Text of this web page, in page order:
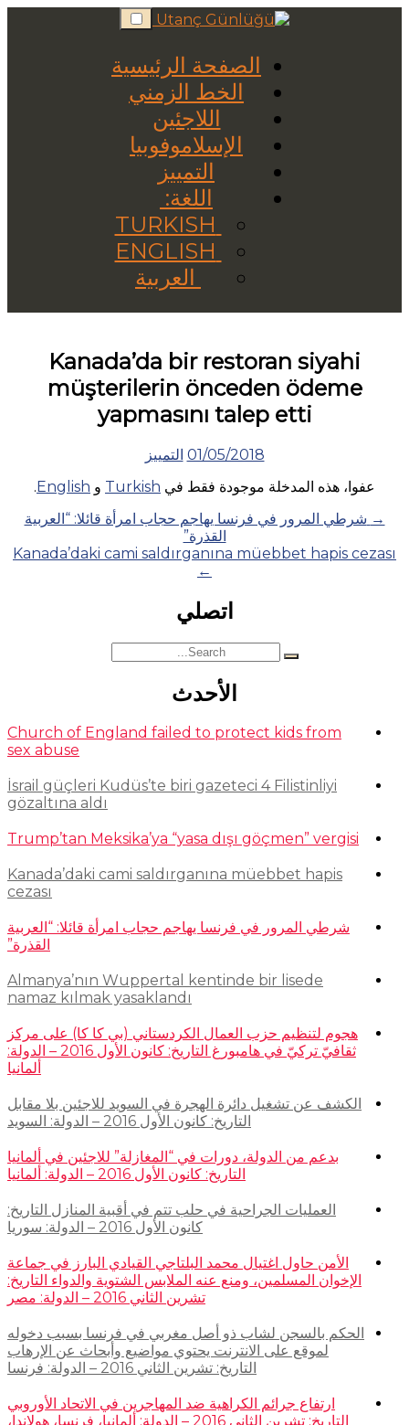
Skip
to
الصفحة الرئيسية
الخط الزمني
اللاجئين
الإسلاموفوبيا
التمييز
اللغة:
العربية
Kanada’da bir restoran siyahi
müşterilerin önceden ödeme
yapmasını talep etti
01/05/2018 التمييز
عفوا، هذه المدخلة موجودة فقط في Turkish و English
.
Posts
navigation
→ شرطي المرور في فرنسا يهاجم حجاب امرأة قائلا: “العربية
القذرة”
Kanada’daki cami saldırganına müebbet hapis cezası
←
اتصلي
Search
for:
الأحدث
Church of England failed to protect kids from
sex abuse
İsrail güçleri Kudüs’te biri gazeteci 4 Filistinliyi
gözaltına aldı
Trump’tan Meksika’ya “yasa dışı göçmen” vergisi
Kanada’daki cami saldırganına müebbet hapis
cezası
شرطي المرور في فرنسا يهاجم حجاب امرأة قائلا: “العربية
القذرة”
Almanya’nın Wuppertal kentinde bir lisede
namaz kılmak yasaklandı
هجوم لتنظيم حزب العمال الكردستاني (بي كا كا) على مركز
ثقافيّ تركيّ في هامبورغ التاريخ: كانون الأول 2016 – الدولة:
ألمانيا
الكشف عن تشغيل دائرة الهجرة في السويد للاجئين بلا مقابل
التاريخ: كانون الأول 2016 – الدولة: السويد
بدعم من الدولة، دورات في “المغازلة” للاجئين في ألمانيا
التاريخ: كانون الأول 2016 – الدولة: ألمانيا
العمليات الجراحية في حلب تتم في أقبية المنازل التاريخ:
كانون الأول 2016 – الدولة: سوريا
الأمن حاول اغتيال محمد البلتاجي القيادي البارز في جماعة
الإخوان المسلمين، ومنع عنه الملابس الشتوية والدواء التاريخ:
تشرين الثاني 2016 – الدولة: مصر
الحكم بالسجن لشاب ذو أصل مغربي في فرنسا بسبب دخوله
لموقع على الانترنت يحتوي مواضيع وأبحاث عن الإرهاب
التاريخ: تشرين الثاني 2016 – الدولة: فرنسا
ارتفاع جرائم الكراهية ضد المهاجرين في الاتحاد الأوروبي
التاريخ: تشرين الثاني 2016 – الدولة: ألمانيا، فرنسا، هولاندا،